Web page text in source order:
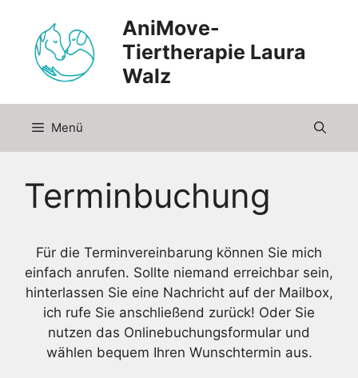
springen
AniMove-
Tiertherapie Laura
Walz
Menü
Terminbuchung
Für die Terminvereinbarung können Sie mich
einfach anrufen. Sollte niemand erreichbar sein,
hinterlassen Sie eine Nachricht auf der Mailbox,
ich rufe Sie anschließend zurück! Oder Sie
nutzen das Onlinebuchungsformular und
wählen bequem Ihren Wunschtermin aus.